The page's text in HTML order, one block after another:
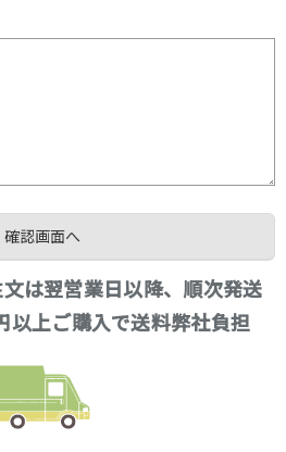
は翌営業日以降、順次発送
以上ご購入で送料弊社負担